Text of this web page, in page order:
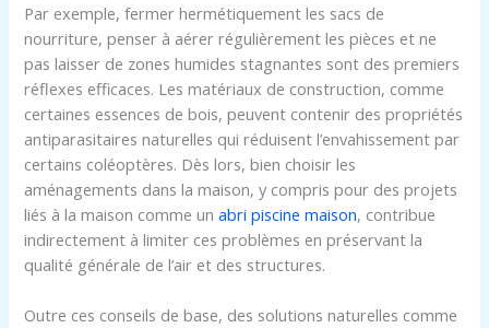
Par exemple, fermer hermétiquement les sacs de
nourriture, penser à aérer régulièrement les pièces et ne
pas laisser de zones humides stagnantes sont des premiers
réflexes efficaces. Les matériaux de construction, comme
certaines essences de bois, peuvent contenir des propriétés
antiparasitaires naturelles qui réduisent l’envahissement par
certains coléoptères. Dès lors, bien choisir les
aménagements dans la maison, y compris pour des projets
liés à la maison comme unabri piscine maison, contribue
indirectement à limiter ces problèmes en préservant la
qualité générale de l’air et des structures.
Outre ces conseils de base, des solutions naturelles comme